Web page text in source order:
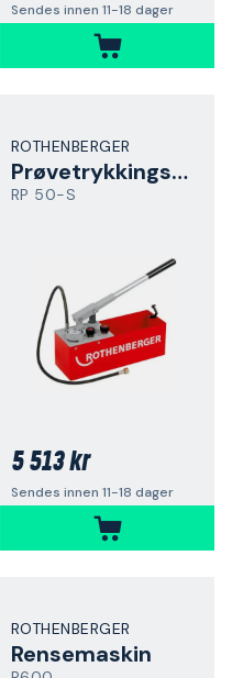
Sendes innen 11-18 dager
ROTHENBERGER
Prøvetrykkingspumpe
RP 50-S
5 513 kr
Sendes innen 11-18 dager
ROTHENBERGER
Rensemaskin